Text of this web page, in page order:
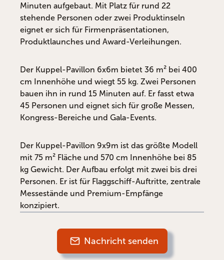
Minuten aufgebaut. Mit Platz für rund 22
stehende Personen oder zwei Produktinseln
eignet er sich für Firmenpräsentationen,
Produktlaunches und Award-Verleihungen.
Der Kuppel-Pavillon 6x6m bietet 36 m² bei 400
cm Innenhöhe und wiegt 55 kg. Zwei Personen
bauen ihn in rund 15 Minuten auf. Er fasst etwa
45 Personen und eignet sich für große Messen,
Kongress-Bereiche und Gala-Events.
Der Kuppel-Pavillon 9x9m ist das größte Modell
mit 75 m² Fläche und 570 cm Innenhöhe bei 85
kg Gewicht. Der Aufbau erfolgt mit zwei bis drei
Personen. Er ist für Flaggschiff-Auftritte, zentrale
Messestände und Premium-Empfänge
konzipiert.
Nachricht senden